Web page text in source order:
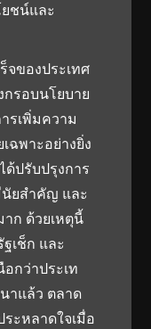
ชน์และ
จของประเทศ
กรอบนโยบาย
รเพิ่มความ
ฉพาะอย่างยิ่ง
ด้ปรับปรุงการ
นัยสำคัญ และ
ก ด้วยเหตุนี้
เช็ก และ
กว่าประเท
าแล้ว ตลาด
ะหลาดใจเมื่อ